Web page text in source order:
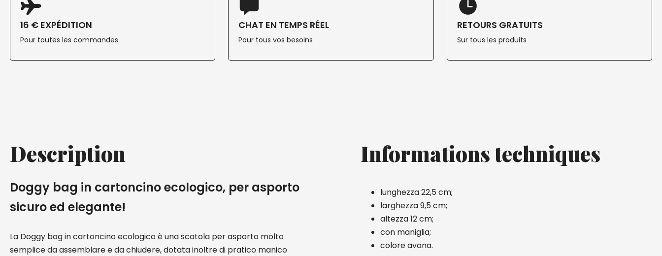
16 € EXPÉDITION
Pour toutes les commandes
CHAT EN TEMPS RÉEL
Pour tous vos besoins
RETOURS GRATUITS
Sur tous les produits
Description
Doggy bag in cartoncino ecologico, per asporto
sicuro ed elegante!
La Doggy bag in cartoncino ecologico è una scatola per asporto molto
semplice da assemblare e da chiudere, dotata inoltre di pratico manico
Informations techniques
lunghezza 22,5 cm;
larghezza 9,5 cm;
altezza 12 cm;
con maniglia;
colore avana.